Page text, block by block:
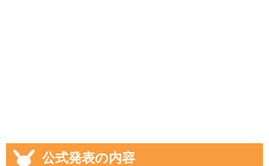
公式発表の内容